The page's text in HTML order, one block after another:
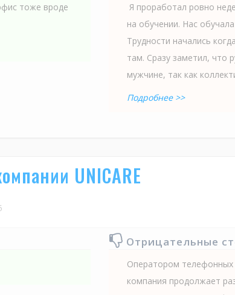
тоже вроде
Я проработал ровно
на обучении. Нас
Трудности начались
там. Сразу заметил, что
мужчине, так как
Подробнее >>
UNICARE
Отрицательные
Оператором
компания продолжает